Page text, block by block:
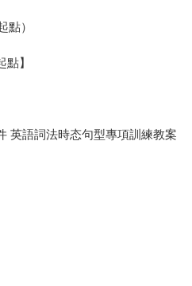
）
】
英語詞法時态句型專項訓練教案